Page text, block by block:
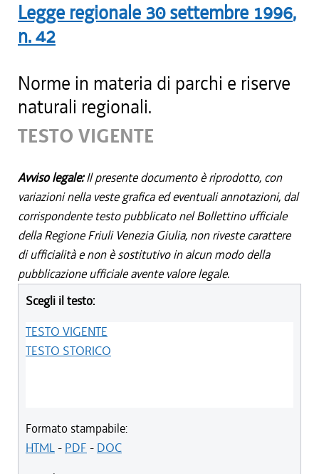
Legge regionale 30 settembre 1996,
n.42
Norme in materia di parchi e riserve
naturali regionali.
TESTO VIGENTE
Avviso legale:Il presente documento è riprodotto, con
variazioni nella veste grafica ed eventuali annotazioni, dal
corrispondente testo pubblicato nel Bollettino ufficiale
della Regione Friuli Venezia Giulia, non riveste carattere
di ufficialità e non è sostitutivo in alcun modo della
pubblicazione ufficiale avente valore legale.
Scegli il testo:
TESTO VIGENTE
TESTO STORICO
Formato stampabile:
HTML- PDF - DOC